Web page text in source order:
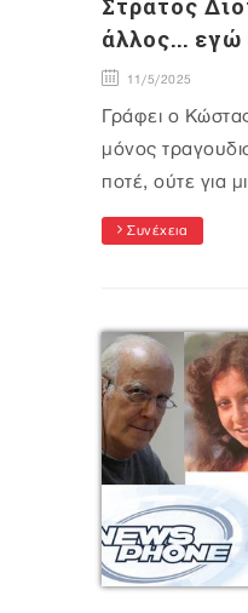
Στράτος
άλλος... εγώ
11/5/2025
Γράφει ο
μόνος
ποτέ, ούτε για
Συνέχεια